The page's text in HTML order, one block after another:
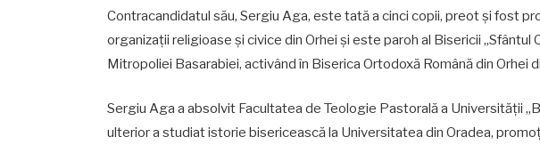
Contracandidatul său, Sergiu Aga, este tată a cinci copii, preot și fost
organizații religioase și civice din Orhei și este paroh al Bisericii „Sfântul
Mitropoliei Basarabiei, activând în Biserica Ortodoxă Română din Orhei
Sergiu Aga a absolvit Facultatea de Teologie Pastorală a Universității
ulterior a studiat istorie bisericească la Universitatea din Oradea,